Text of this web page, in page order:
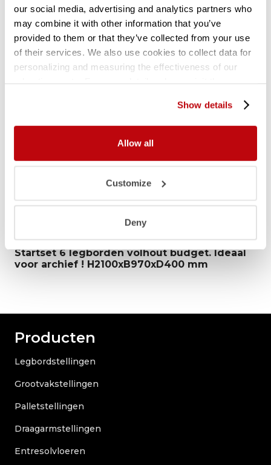
our social media, advertising and analytics partners who
may combine it with other information that you’ve
provided to them or that they’ve collected from your use
of their services. We also use cookies to collect data for
personalizing and measuring the effectiveness of our
Show details
Allow all
Customize
Deny
Startset 6 legborden volhout budget. Ideaal
voor archief ! H2100xB970xD400 mm
Producten
Legbordstellingen
Grootvakstellingen
Palletstellingen
Draagarmstellingen
Entresolvloeren